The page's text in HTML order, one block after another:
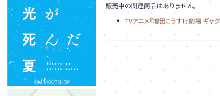
販売中の関連商品はありません。
TVアニメ『増田こうすけ劇場 ギャ